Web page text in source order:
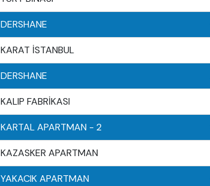
DERSHANE
KARAT İSTANBUL
DERSHANE
KALIP FABRİKASI
KARTAL APARTMAN - 2
KAZASKER APARTMAN
YAKACIK APARTMAN